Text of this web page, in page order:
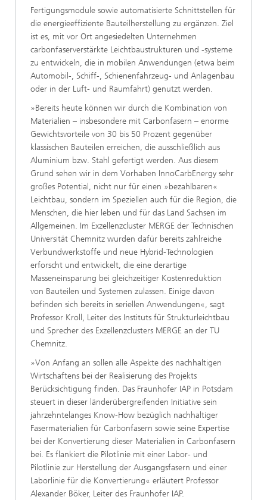
Fertigungsmodule sowie automatisierte Schnittstellen für
die energieeffiziente Bauteilherstellung zu ergänzen. Ziel
ist es, mit vor Ort angesiedelten Unternehmen
carbonfaserverstärkte Leichtbaustrukturen und -systeme
zu entwickeln, die in mobilen Anwendungen (etwa beim
Automobil-, Schiff-, Schienenfahrzeug- und Anlagenbau
oder in der Luft- und Raumfahrt) genutzt werden.
»Bereits heute können wir durch die Kombination von
Materialien – insbesondere mit Carbonfasern – enorme
Gewichtsvorteile von 30 bis 50 Prozent gegenüber
klassischen Bauteilen erreichen, die ausschließlich aus
Aluminium bzw. Stahl gefertigt werden. Aus diesem
Grund sehen wir in dem Vorhaben InnoCarbEnergy sehr
großes Potential, nicht nur für einen »bezahlbaren«
Leichtbau, sondern im Speziellen auch für die Region, die
Menschen, die hier leben und für das Land Sachsen im
Allgemeinen. Im Exzellenzcluster MERGE der Technischen
Universität Chemnitz wurden dafür bereits zahlreiche
Verbundwerkstoffe und neue Hybrid-Technologien
erforscht und entwickelt, die eine derartige
Masseneinsparung bei gleichzeitiger Kostenreduktion
von Bauteilen und Systemen zulassen. Einige davon
befinden sich bereits in seriellen Anwendungen«, sagt
Professor Kroll, Leiter des Instituts für Strukturleichtbau
und Sprecher des Exzellenzclusters MERGE an der TU
Chemnitz.
»Von Anfang an sollen alle Aspekte des nachhaltigen
Wirtschaftens bei der Realisierung des Projekts
Berücksichtigung finden. Das Fraunhofer IAP in Potsdam
steuert in dieser länderübergreifenden Initiative sein
jahrzehntelanges Know-How bezüglich nachhaltiger
Fasermaterialien für Carbonfasern sowie seine Expertise
bei der Konvertierung dieser Materialien in Carbonfasern
bei. Es flankiert die Pilotlinie mit einer Labor- und
Pilotlinie zur Herstellung der Ausgangsfasern und einer
Laborlinie für die Konvertierung« erläutert Professor
Alexander Böker, Leiter des Fraunhofer IAP.